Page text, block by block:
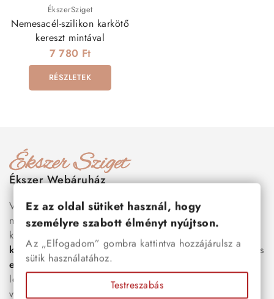
ÉkszerSziget
Nemesacél-szilikon karkötő
kereszt mintával
7 780 Ft
RÉSZLETEK
Ékszer Webáruház
Válogass több száz prémium minőségű, stílusos és tartós
nemesacél ékszer és orvosi fém ékszer közül, amelyek
között megtalálhatók a legnépszerűbb darabok is:
karkötők, nőinyakláncok,karikagyűrűk,fülbevalók
és
esküvői kiegészítőkegyaránt. Webáruházunkban a
legújabb trendeket követő, mégis időtálló ékszerek közül
választhatsz – legyen szó ajándékról, mindennapi
Ez az oldal sütiket használ, hogy
személyre szabott élményt nyújtson.
Az „Elfogadom” gombra kattintva hozzájárulsz a
sütik használatához.
Testreszabás